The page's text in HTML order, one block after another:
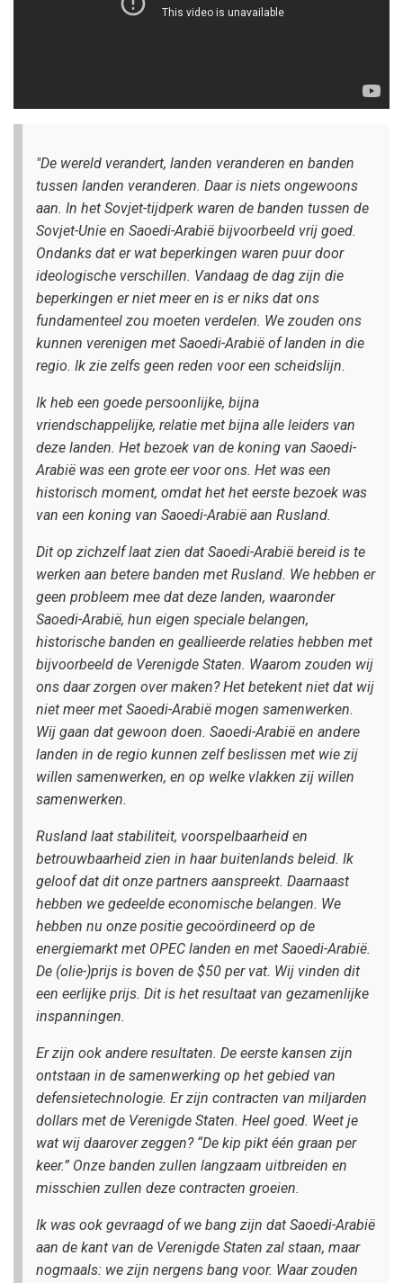
"De wereld verandert, landen veranderen en banden
tussen landen veranderen. Daar is niets ongewoons
aan. In het Sovjet-tijdperk waren de banden tussen de
Sovjet-Unie en Saoedi-Arabië bijvoorbeeld vrij goed.
Ondanks dat er wat beperkingen waren puur door
ideologische verschillen. Vandaag de dag zijn die
beperkingen er niet meer en is er niks dat ons
fundamenteel zou moeten verdelen. We zouden ons
kunnen verenigen met Saoedi-Arabië of landen in die
regio. Ik zie zelfs geen reden voor een scheidslijn.
Ik heb een goede persoonlijke, bijna
vriendschappelijke, relatie met bijna alle leiders van
deze landen. Het bezoek van de koning van Saoedi-
Arabië was een grote eer voor ons. Het was een
historisch moment, omdat het het eerste bezoek was
van een koning van Saoedi-Arabië aan Rusland.
Dit op zichzelf laat zien dat Saoedi-Arabië bereid is te
werken aan betere banden met Rusland. We hebben er
geen probleem mee dat deze landen, waaronder
Saoedi-Arabië, hun eigen speciale belangen,
historische banden en geallieerde relaties hebben met
bijvoorbeeld de Verenigde Staten. Waarom zouden wij
ons daar zorgen over maken? Het betekent niet dat wij
niet meer met Saoedi-Arabië mogen samenwerken.
Wij gaan dat gewoon doen. Saoedi-Arabië en andere
landen in de regio kunnen zelf beslissen met wie zij
willen samenwerken, en op welke vlakken zij willen
samenwerken.
Rusland laat stabiliteit, voorspelbaarheid en
betrouwbaarheid zien in haar buitenlands beleid. Ik
geloof dat dit onze partners aanspreekt. Daarnaast
hebben we gedeelde economische belangen. We
hebben nu onze positie gecoördineerd op de
energiemarkt met OPEC landen en met Saoedi-Arabië.
De (olie-)prijs is boven de $50 per vat. Wij vinden dit
een eerlijke prijs. Dit is het resultaat van gezamenlijke
inspanningen.
Er zijn ook andere resultaten. De eerste kansen zijn
ontstaan in de samenwerking op het gebied van
defensietechnologie. Er zijn contracten van miljarden
dollars met de Verenigde Staten. Heel goed. Weet je
wat wij daarover zeggen? “De kip pikt één graan per
keer.” Onze banden zullen langzaam uitbreiden en
misschien zullen deze contracten groeien.
Ik was ook gevraagd of we bang zijn dat Saoedi-Arabië
aan de kant van de Verenigde Staten zal staan, maar
nogmaals: we zijn nergens bang voor. Waar zouden